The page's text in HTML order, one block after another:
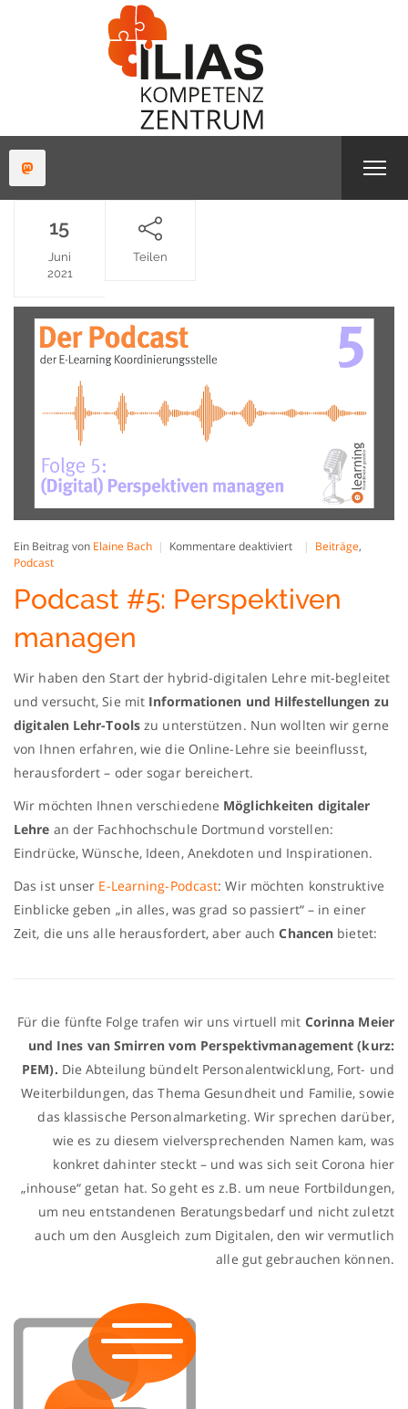
15
Juni
2021
Teilen
Ein Beitrag von Elaine Bach Kommentare deaktiviertfür
Perspektiven
managen
Beiträge,
Podcast
Podcast #5: Perspektiven
managen
Wir haben den Start der hybrid-digitalen Lehre mit-begleitet
und versucht, Sie mit Informationen und Hilfestellungen zu
digitalen Lehr-Tools zu unterstützen. Nun wollten wir gerne
von Ihnen erfahren, wie die Online-Lehre sie beeinflusst,
herausfordert – oder sogar bereichert.
Wir möchten Ihnen verschiedene Möglichkeiten digitaler
Lehre an der Fachhochschule Dortmund vorstellen:
Eindrücke, Wünsche, Ideen, Anekdoten und Inspirationen.
Das ist unser E-Learning-Podcast: Wir möchten konstruktive
Einblicke geben „in alles, was grad so passiert“ – in einer
Zeit, die uns alle herausfordert, aber auchChancen bietet:
Für die fünfte Folge trafen wir uns virtuell mit Corinna Meier
und Ines van Smirren vom Perspektivmanagement (kurz:
PEM). Die Abteilung bündelt Personalentwicklung, Fort- und
Weiterbildungen, das Thema Gesundheit und Familie, sowie
das klassische Personalmarketing. Wir sprechen darüber,
wie es zu diesem vielversprechenden Namen kam, was
konkret dahinter steckt – und was sich seit Corona hier
„inhouse“ getan hat. So geht es z.B. um neue Fortbildungen,
um neu entstandenen Beratungsbedarf und nicht zuletzt
auch um den Ausgleich zum Digitalen, den wir vermutlich
alle gut gebrauchen können.